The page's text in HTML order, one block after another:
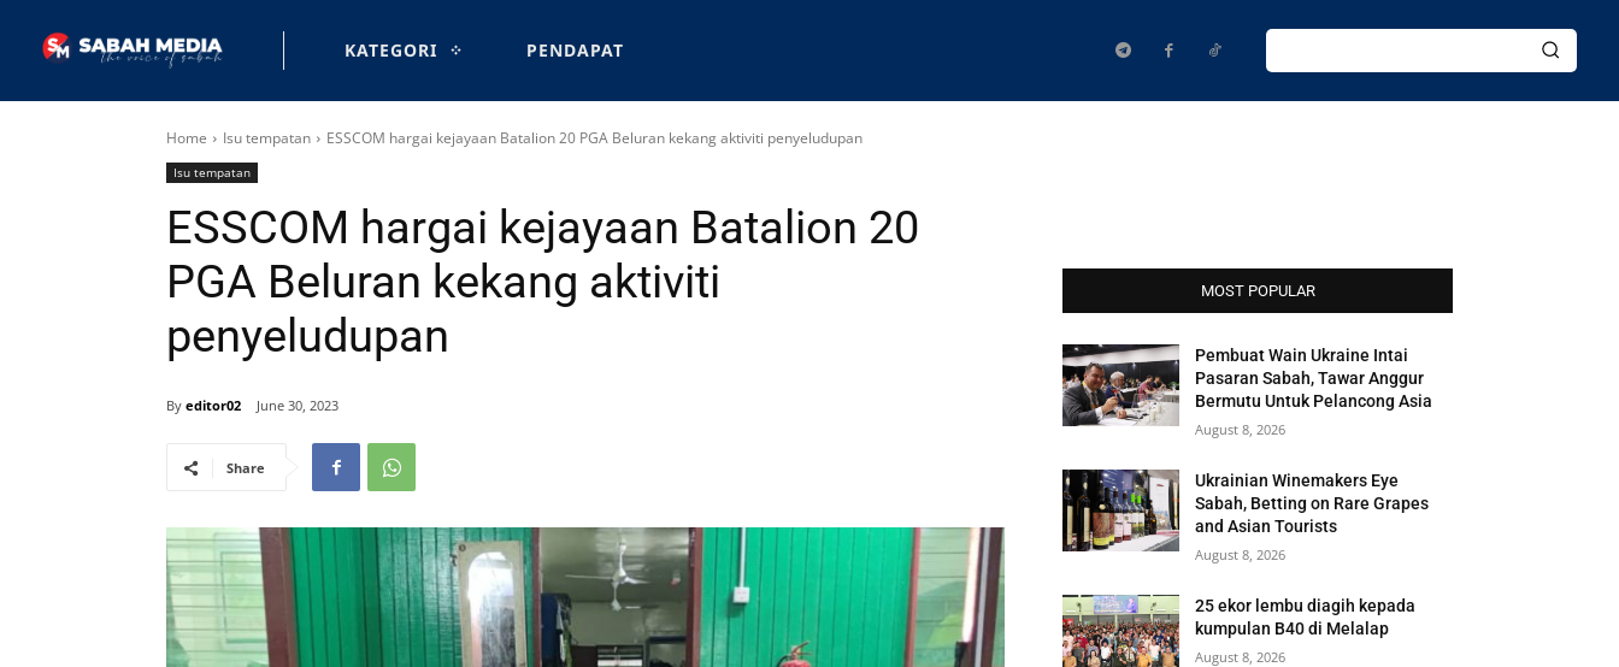
KATEGORI PENDAPAT
Home Isu tempatan ESSCOM hargai kejayaan Batalion 20 PGA Beluran kekang aktiviti penyeludupan
Isu tempatan
ESSCOM hargai kejayaan Batalion 20
PGA Beluran kekang aktiviti
penyeludupan
By editor02 June 30, 2023
Share
MOST POPULAR
Pembuat Wain Ukraine Intai
Pasaran Sabah, Tawar Anggur
Bermutu Untuk Pelancong Asia
August 8, 2026
Ukrainian Winemakers Eye
Sabah, Betting on Rare Grapes
and Asian Tourists
August 8, 2026
25 ekor lembu diagih kepada
kumpulan B40 di Melalap
August 8, 2026